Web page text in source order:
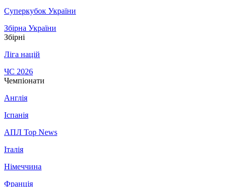
Суперкубок України
Збірна України
Збірні
Ліга націй
ЧС 2026
Чемпіонати
Англія
Іспанія
АПЛ Top News
Італія
Німеччина
Франція